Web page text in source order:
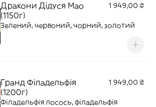
Дракони Дідуся Мао
(1150г)
1 949,00 ₴
Зелений, червоний, чорний, золотий
Гранд Філадельфія
(1200г)
1 949,00 ₴
Філадельфія лосось, філадельфія